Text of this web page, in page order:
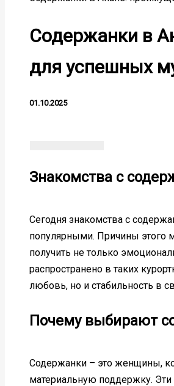
Содержанки в
для успешных
01.10.2025
Знакомства с
Сегодня знакомства с
популярными. Причины этого
получить не только
распространено в таких
любовь, но и стабильность в
Почему выбирают
Содержанки – это женщины,
материальную поддержку.